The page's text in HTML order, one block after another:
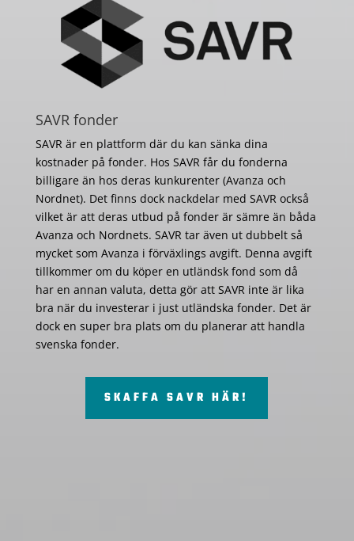
SAVR fonder
SAVR är en plattform där du kan sänka dina
kostnader på fonder. Hos SAVR får du fonderna
billigare än hos deras kunkurenter (Avanza och
Nordnet). Det finns dock nackdelar med SAVR också
vilket är att deras utbud på fonder är sämre än båda
Avanza och Nordnets. SAVR tar även ut dubbelt så
mycket som Avanza i förväxlings avgift. Denna avgift
tillkommer om du köper en utländsk fond som då
har en annan valuta, detta gör att SAVR inte är lika
bra när du investerar i just utländska fonder. Det är
dock en super bra plats om du planerar att handla
svenska fonder.
SKAFFA SAVR HÄR!